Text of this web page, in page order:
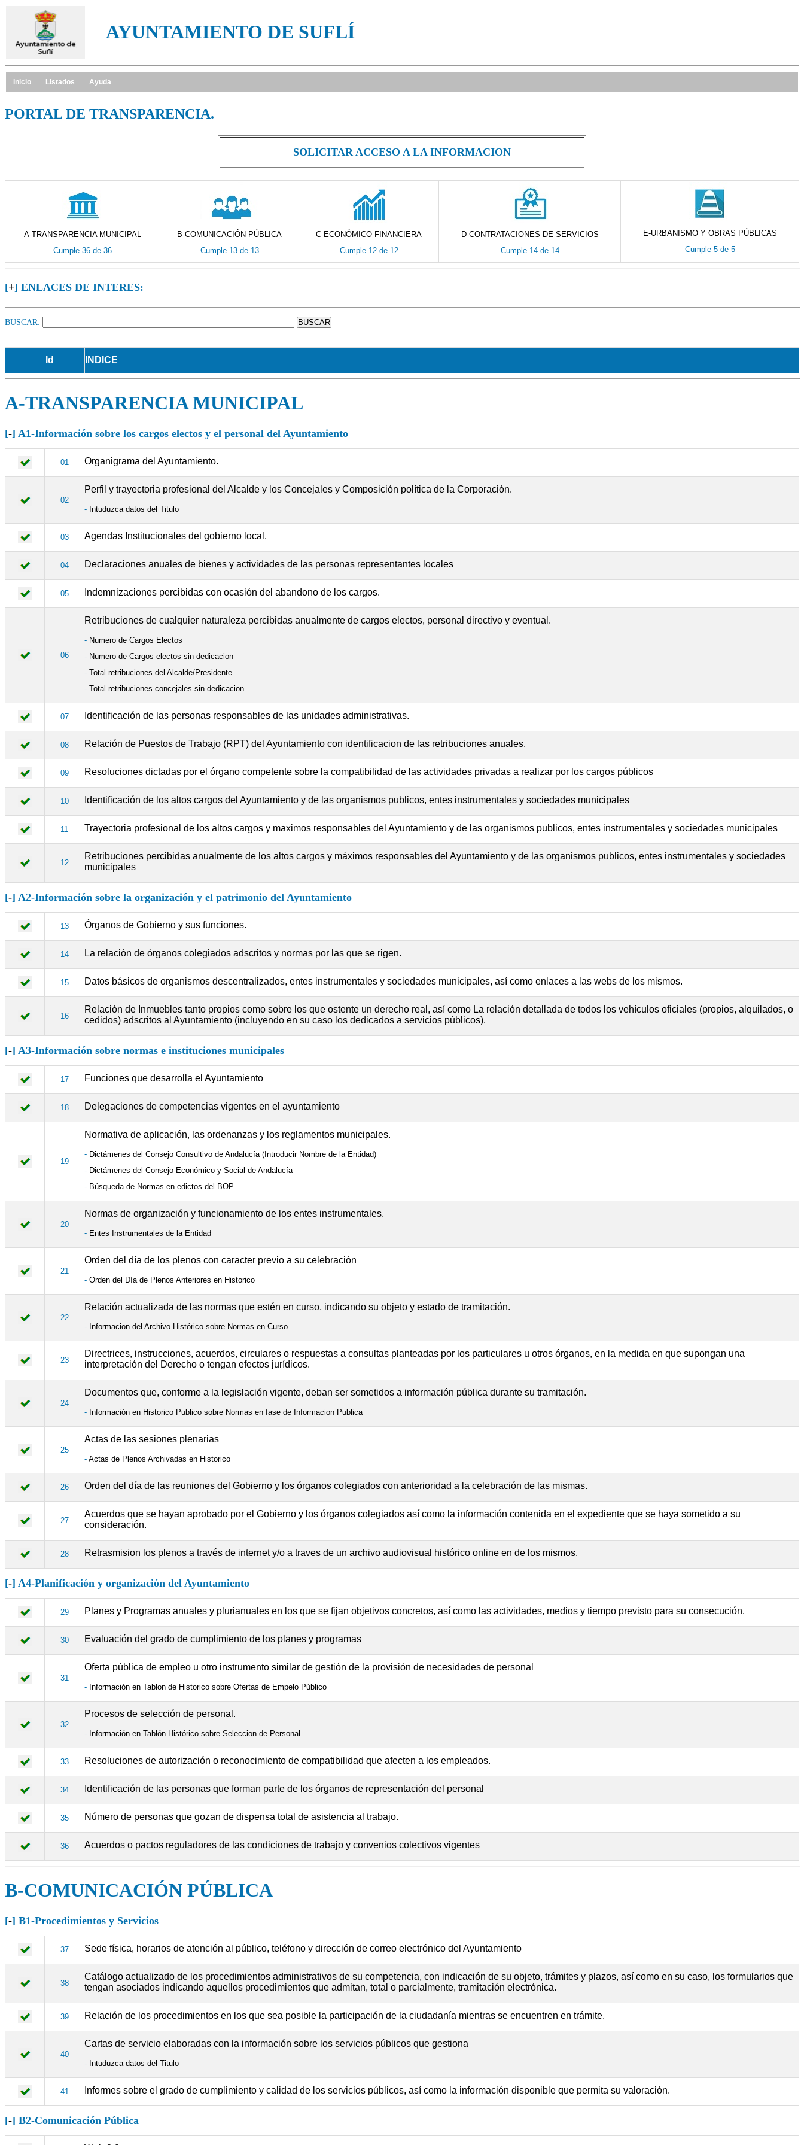
AYUNTAMIENTO DE SUFLÍ
Inicio Listados Ayuda
PORTAL DE TRANSPARENCIA.
SOLICITAR ACCESO A LA INFORMACION
A-TRANSPARENCIA MUNICIPAL
Cumple 36 de 36
B-COMUNICACIÓN PÚBLICA
Cumple 13 de 13
C-ECONÓMICO FINANCIERA
Cumple 12 de 12
D-CONTRATACIONES DE SERVICIOS
Cumple 14 de 14
E-URBANISMO Y OBRAS PÚBLICAS
Cumple 5 de 5
[+] ENLACES DE INTERES:
BUSCAR:
Id INDICE
A-TRANSPARENCIA MUNICIPAL
[-] A1-Información sobre los cargos electos y el personal del Ayuntamiento
01 Organigrama del Ayuntamiento.
02
Perfil y trayectoria profesional del Alcalde y los Concejales y Composición política de la Corporación.
- Intuduzca datos del Titulo
03 Agendas Institucionales del gobierno local.
04 Declaraciones anuales de bienes y actividades de las personas representantes locales
05 Indemnizaciones percibidas con ocasión del abandono de los cargos.
06
Retribuciones de cualquier naturaleza percibidas anualmente de cargos electos, personal directivo y eventual.
- Numero de Cargos Electos
- Numero de Cargos electos sin dedicacion
- Total retribuciones del Alcalde/Presidente
- Total retribuciones concejales sin dedicacion
07 Identificación de las personas responsables de las unidades administrativas.
08 Relación de Puestos de Trabajo (RPT) del Ayuntamiento con identificacion de las retribuciones anuales.
09 Resoluciones dictadas por el órgano competente sobre la compatibilidad de las actividades privadas a realizar por los cargos públicos
10 Identificación de los altos cargos del Ayuntamiento y de las organismos publicos, entes instrumentales y sociedades municipales
11 Trayectoria profesional de los altos cargos y maximos responsables del Ayuntamiento y de las organismos publicos, entes instrumentales y sociedades municipales
12
Retribuciones percibidas anualmente de los altos cargos y máximos responsables del Ayuntamiento y de las organismos publicos, entes instrumentales y sociedades
municipales
[-] A2-Información sobre la organización y el patrimonio del Ayuntamiento
13 Órganos de Gobierno y sus funciones.
14 La relación de órganos colegiados adscritos y normas por las que se rigen.
15 Datos básicos de organismos descentralizados, entes instrumentales y sociedades municipales, así como enlaces a las webs de los mismos.
16
Relación de Inmuebles tanto propios como sobre los que ostente un derecho real, así como La relación detallada de todos los vehículos oficiales (propios, alquilados, o
cedidos) adscritos al Ayuntamiento (incluyendo en su caso los dedicados a servicios públicos).
[-] A3-Información sobre normas e instituciones municipales
17 Funciones que desarrolla el Ayuntamiento
18 Delegaciones de competencias vigentes en el ayuntamiento
19
Normativa de aplicación, las ordenanzas y los reglamentos municipales.
- Dictámenes del Consejo Consultivo de Andalucía (Introducir Nombre de la Entidad)
- Dictámenes del Consejo Económico y Social de Andalucía
- Búsqueda de Normas en edictos del BOP
20
Normas de organización y funcionamiento de los entes instrumentales.
- Entes Instrumentales de la Entidad
21
Orden del día de los plenos con caracter previo a su celebración
- Orden del Día de Plenos Anteriores en Historico
22
Relación actualizada de las normas que estén en curso, indicando su objeto y estado de tramitación.
- Informacion del Archivo Histórico sobre Normas en Curso
23
Directrices, instrucciones, acuerdos, circulares o respuestas a consultas planteadas por los particulares u otros órganos, en la medida en que supongan una
interpretación del Derecho o tengan efectos jurídicos.
24
Documentos que, conforme a la legislación vigente, deban ser sometidos a información pública durante su tramitación.
- Información en Historico Publico sobre Normas en fase de Informacion Publica
25
Actas de las sesiones plenarias
- Actas de Plenos Archivadas en Historico
26 Orden del día de las reuniones del Gobierno y los órganos colegiados con anterioridad a la celebración de las mismas.
27
Acuerdos que se hayan aprobado por el Gobierno y los órganos colegiados así como la información contenida en el expediente que se haya sometido a su
consideración.
28 Retrasmision los plenos a través de internet y/o a traves de un archivo audiovisual histórico online en de los mismos.
[-] A4-Planificación y organización del Ayuntamiento
29 Planes y Programas anuales y plurianuales en los que se fijan objetivos concretos, así como las actividades, medios y tiempo previsto para su consecución.
30 Evaluación del grado de cumplimiento de los planes y programas
31
Oferta pública de empleo u otro instrumento similar de gestión de la provisión de necesidades de personal
- Información en Tablon de Historico sobre Ofertas de Empelo Público
32
Procesos de selección de personal.
- Información en Tablón Histórico sobre Seleccion de Personal
33 Resoluciones de autorización o reconocimiento de compatibilidad que afecten a los empleados.
34 Identificación de las personas que forman parte de los órganos de representación del personal
35 Número de personas que gozan de dispensa total de asistencia al trabajo.
36 Acuerdos o pactos reguladores de las condiciones de trabajo y convenios colectivos vigentes
B-COMUNICACIÓN PÚBLICA
[-] B1-Procedimientos y Servicios
37 Sede física, horarios de atención al público, teléfono y dirección de correo electrónico del Ayuntamiento
38
Catálogo actualizado de los procedimientos administrativos de su competencia, con indicación de su objeto, trámites y plazos, así como en su caso, los formularios que
tengan asociados indicando aquellos procedimientos que admitan, total o parcialmente, tramitación electrónica.
39 Relación de los procedimientos en los que sea posible la participación de la ciudadanía mientras se encuentren en trámite.
40
Cartas de servicio elaboradas con la información sobre los servicios públicos que gestiona
- Intuduzca datos del Titulo
41 Informes sobre el grado de cumplimiento y calidad de los servicios públicos, así como la información disponible que permita su valoración.
[-] B2-Comunicación Pública